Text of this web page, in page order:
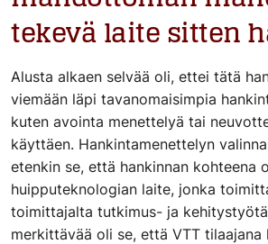
tekevä laite sitten
Alusta alkaen selvää oli, ettei tätä
viemään läpi tavanomaisimpia
kuten avointa menettelyä tai
käyttäen. Hankintamenettelyn
etenkin se, että hankinnan kohteena
huipputeknologian laite, jonka
toimittajalta tutkimus- ja
merkittävää oli se, että VTT tilaajana